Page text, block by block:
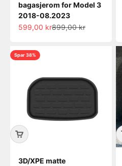
bagasjerom for Model 3
2018-08.2023
Salgspris
599,00 krNormalpris
899,00 kr
Spar 38%
3D/XPE matte